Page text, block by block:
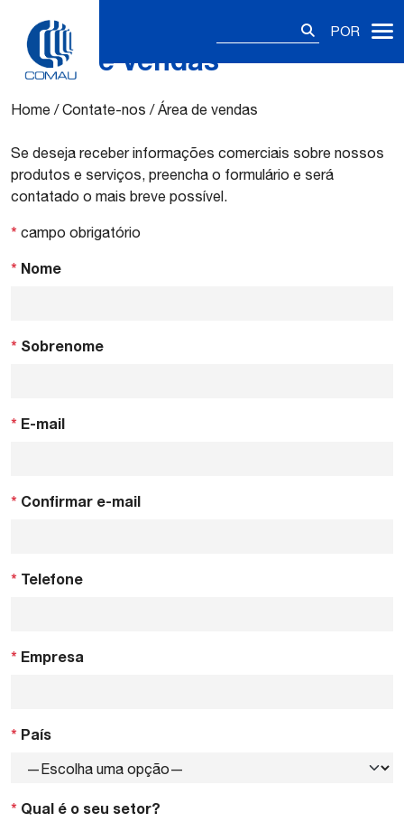
POR
Área de vendas
Home /Contate-nos /Área de vendas
Se deseja receber informações comerciais sobre nossos
produtos e serviços, preencha o formulário e será
contatado o mais breve possível.
* campo obrigatório
* Nome
* Sobrenome
* E-mail
* Confirmar e-mail
* Telefone
* Empresa
* País
* Qual é o seu setor?